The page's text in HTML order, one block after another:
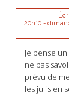
20h10-
Je pense
ne pas
prévu de
les juifs en